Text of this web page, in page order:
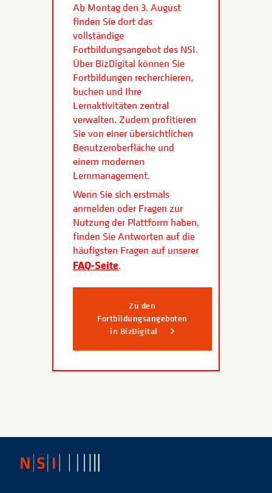
Ab Montag den 3. August
finden Sie dort das
vollständige
Fortbildungsangebot des NSI.
Über BizDigital können Sie
Fortbildungen recherchieren,
buchen und Ihre
Lernaktivitäten zentral
verwalten. Zudem profitieren
Sie von einer übersichtlichen
Benutzeroberfläche und
einem modernen
Lernmanagement.
Wenn Sie sich erstmals
anmelden oder Fragen zur
Nutzung der Plattform haben,
finden Sie Antworten auf die
häufigsten Fragen auf unserer
FAQ-Seite.
Zu den
Fortbildungsangeboten
in BizDigital